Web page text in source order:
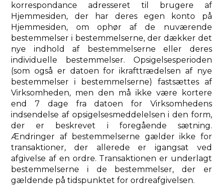
korrespondance adresseret til brugere af
Hjemmesiden, der har deres egen konto på
Hjemmesiden, om ophør af de nuværende
bestemmelser i bestemmelserne, der dækker det
nye indhold af bestemmelserne eller deres
individuelle bestemmelser. Opsigelsesperioden
(som også er datoen for ikrafttrædelsen af ​​nye
bestemmelser i bestemmelserne) fastsættes af
Virksomheden, men den må ikke være kortere
end 7 dage fra datoen for Virksomhedens
indsendelse af opsigelsesmeddelelsen i den form,
der er beskrevet i foregående sætning.
Ændringer af bestemmelserne gælder ikke for
transaktioner, der allerede er igangsat ved
afgivelse af en ordre. Transaktionen er underlagt
bestemmelserne i de bestemmelser, der er
gældende på tidspunktet for ordreafgivelsen.